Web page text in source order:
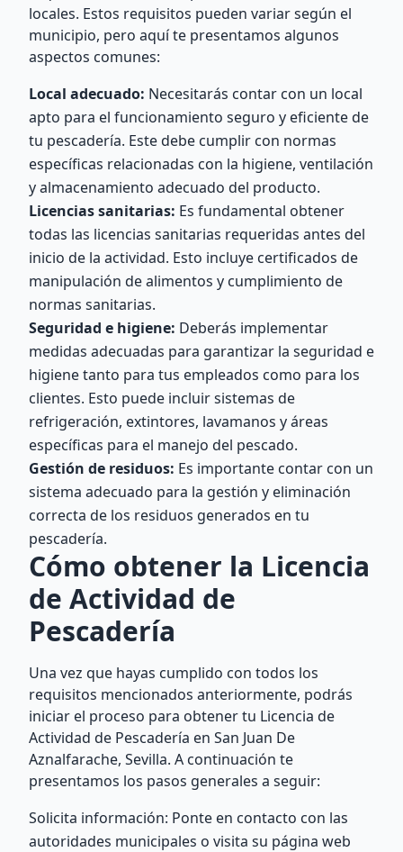
locales. Estos requisitos pueden variar según el
municipio, pero aquí te presentamos algunos
aspectos comunes:
Local adecuado: Necesitarás contar con un local
apto para el funcionamiento seguro y eficiente de
tu pescadería. Este debe cumplir con normas
específicas relacionadas con la higiene, ventilación
y almacenamiento adecuado del producto.
Licencias sanitarias: Es fundamental obtener
todas las licencias sanitarias requeridas antes del
inicio de la actividad. Esto incluye certificados de
manipulación de alimentos y cumplimiento de
normas sanitarias.
Seguridad e higiene: Deberás implementar
medidas adecuadas para garantizar la seguridad e
higiene tanto para tus empleados como para los
clientes. Esto puede incluir sistemas de
refrigeración, extintores, lavamanos y áreas
específicas para el manejo del pescado.
Gestión de residuos: Es importante contar con un
sistema adecuado para la gestión y eliminación
correcta de los residuos generados en tu
pescadería.
Cómo obtener la Licencia
de Actividad de
Pescadería
Una vez que hayas cumplido con todos los
requisitos mencionados anteriormente, podrás
iniciar el proceso para obtener tu Licencia de
Actividad de Pescadería en San Juan De
Aznalfarache, Sevilla. A continuación te
presentamos los pasos generales a seguir:
Solicita información: Ponte en contacto con las
autoridades municipales o visita su página web